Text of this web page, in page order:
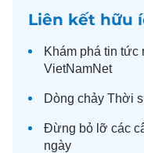
Liên kết hữu
Khám phá tin tức
VietNamNet
Dòng chảy Thời
Đừng bỏ lỡ các
ngày